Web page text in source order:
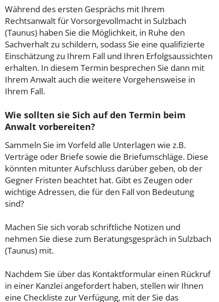
Während des ersten Gesprächs mit Ihrem
Rechtsanwalt für Vorsorgevollmacht in Sulzbach
(Taunus) haben Sie die Möglichkeit, in Ruhe den
Sachverhalt zu schildern, sodass Sie eine qualifizierte
Einschätzung zu Ihrem Fall und Ihren Erfolgsaussichten
erhalten. In diesem Termin besprechen Sie dann mit
Ihrem Anwalt auch die weitere Vorgehensweise in
Ihrem Fall.
Wie sollten sie Sich auf den Termin beim
Anwalt vorbereiten?
Sammeln Sie im Vorfeld alle Unterlagen wie z.B.
Verträge oder Briefe sowie die Briefumschläge. Diese
könnten mitunter Aufschluss darüber geben, ob der
Gegner Fristen beachtet hat. Gibt es Zeugen oder
wichtige Adressen, die für den Fall von Bedeutung
sind?
Machen Sie sich vorab schriftliche Notizen und
nehmen Sie diese zum Beratungsgespräch in Sulzbach
(Taunus) mit.
Nachdem Sie über das Kontaktformular einen Rückruf
in einer Kanzlei angefordert haben, stellen wir Ihnen
eine Checkliste zur Verfügung, mit der Sie das